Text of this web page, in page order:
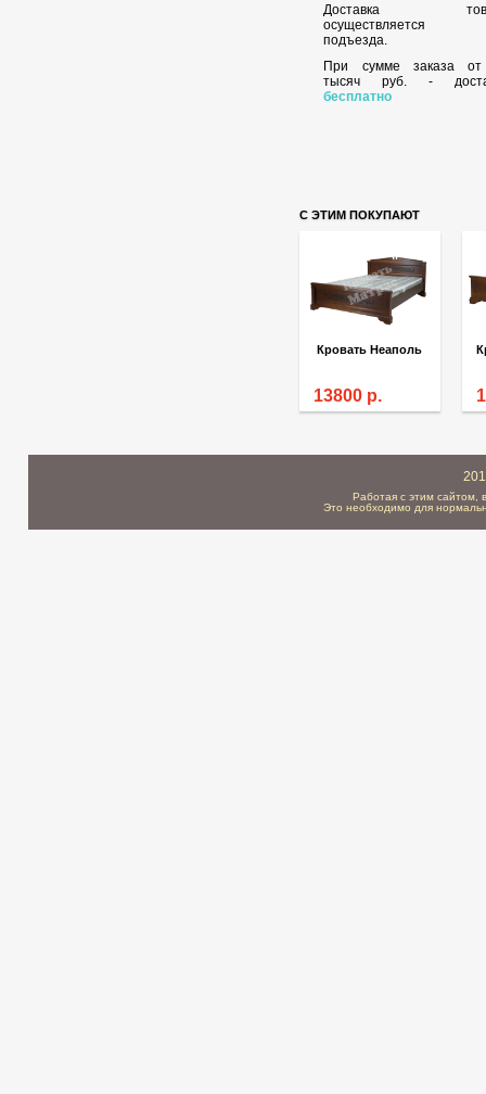
Доставка
осуществляется
подъезда.
При сумме заказа
тысяч руб. -
бесплатно
С ЭТИМ ПОКУПАЮТ
Кровать Неаполь
13800 р.
Работая с этим сайтом,
Это необходимо для